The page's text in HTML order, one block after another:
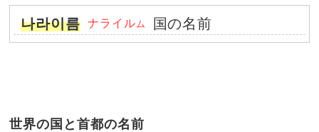
나라이름 ナライルム 国の名前
世界の国と首都の名前